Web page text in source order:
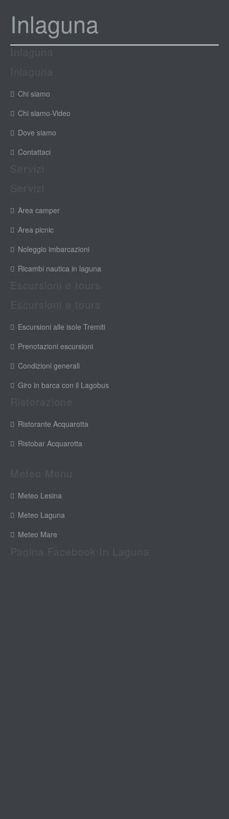
Inlaguna
Chi siamo
Chi siamo-Video
Dove siamo
Contattaci
Area camper
Area picnic
Noleggio imbarcazioni
Ricambi nautica in laguna
Escursioni alle isole Tremiti
Prenotazioni escursioni
Condizioni generali
Giro in barca con il Lagobus
Ristorante Acquarotta
Ristobar Acquarotta
Meteo Lesina
Meteo Laguna
Meteo Mare